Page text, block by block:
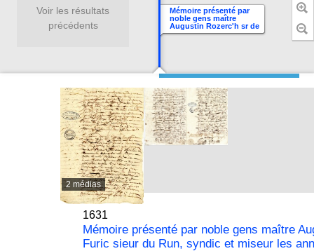
2 médias
1631
Mémoire présenté par noble gens maître
Furic sieur du Run, syndic et miseur les
Mémoire présenté par
noble gens maître
Augustin Rozerc'h sr de
Penanrun, François
de noble homme Julien
Furic sieur du Run, syndic
et miseur les années 1627
et 1628
Voir les résultats
précédents